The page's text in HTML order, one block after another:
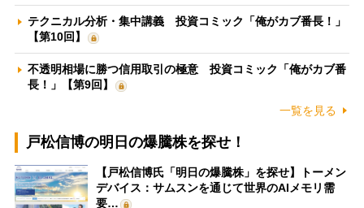
テクニカル分析・集中講義 投資コミック「俺がカブ番長！」
【第10回】
不透明相場に勝つ信用取引の極意 投資コミック「俺がカブ番
長！」【第9回】
一覧を見る
戸松信博の明日の爆騰株を探せ！
【戸松信博氏「明日の爆騰株」を探せ】トーメン
デバイス：サムスンを通じて世界のAIメモリ需
要…